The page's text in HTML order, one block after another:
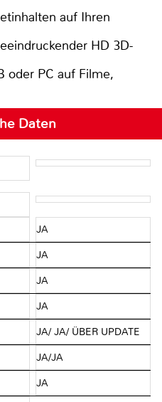
auf Ihren
HD 3D-
oder PC auf Filme,
Daten
JA
JA
JA
JA
JA/ JA/ ÜBER UPDATE
JA/JA
JA